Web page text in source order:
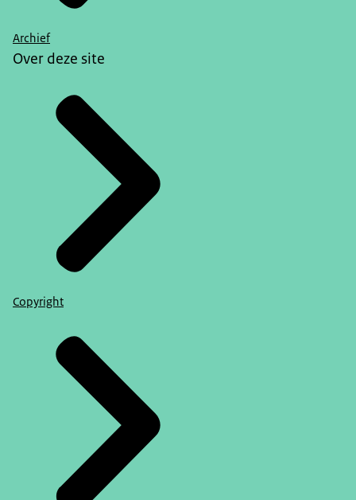
Archief
Over deze site
Copyright